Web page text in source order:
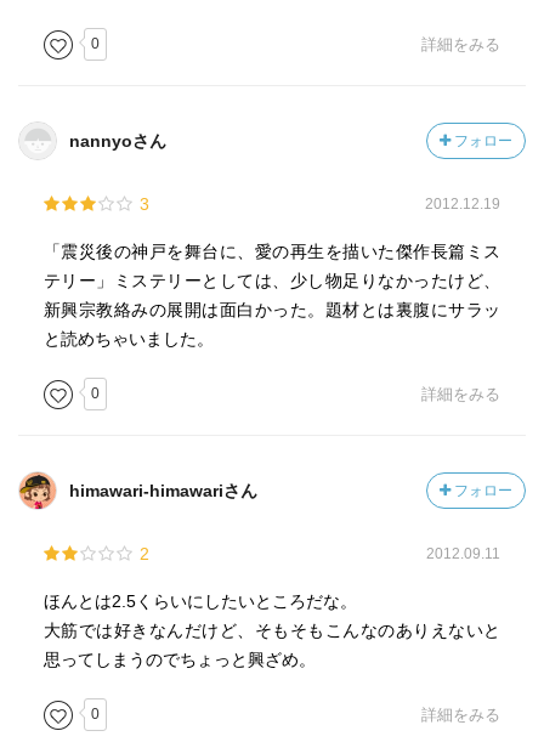
0 詳細をみる
nannyoさん フォロー
3 2012.12.19
「震災後の神戸を舞台に、愛の再生を描いた傑作長篇ミス
テリー」ミステリーとしては、少し物足りなかったけど、
新興宗教絡みの展開は面白かった。題材とは裏腹にサラッ
と読めちゃいました。
0 詳細をみる
himawari-himawariさん フォロー
2 2012.09.11
ほんとは2.5くらいにしたいところだな。
大筋では好きなんだけど、そもそもこんなのありえないと
思ってしまうのでちょっと興ざめ。
0 詳細をみる